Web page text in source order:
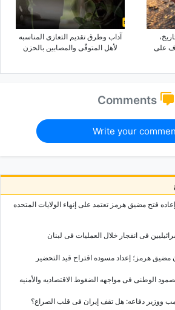
على
آداب وطرق تقدیم التعازی المناسبه
لأهل المتوفّى والمصابین بالحزن
Comments
Write your
إعاده فتح مضیق هرمز تعتمد على إنهاء الولایات المتحده
فی انفجار خلال العملیات فی لبنان
هرمز؛ إعداد مسوده اقتراح قید التحضیر
الوطنی فی مواجهه الضغوط الاقتصادیه والأمنیه
ووزیر دفاعه: هل تقف إیران فی قلب الصراع؟